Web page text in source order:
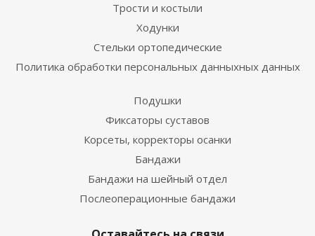
Трости и костыли
Ходунки
Стельки ортопедические
Политика обработки персональных данныхных данных
Подушки
Фиксаторы суставов
Корсеты, корректоры осанки
Бандажи
Бандажи на шейный отдел
Послеоперационные бандажи